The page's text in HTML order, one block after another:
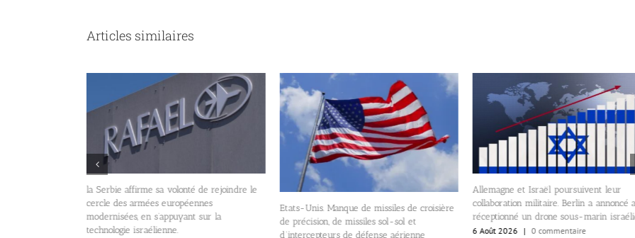
Articles similaires
la Serbie affirme sa volonté de rejoindre le
cercle des armées européennes
modernisées, en s’appuyant sur la
technologie israélienne.
Etats-Unis. Manque de missiles de croisière
de précision, de missiles sol-sol et
d’intercepteurs de défense aérienne
Allemagne et Israël poursuivent leur
collaboration militaire. Berlin a annoncé
réceptionné un drone sous-marin
6 Août 2026 | 0 commentaire